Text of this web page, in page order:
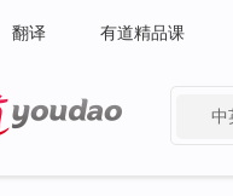
翻译 有道精品课
中